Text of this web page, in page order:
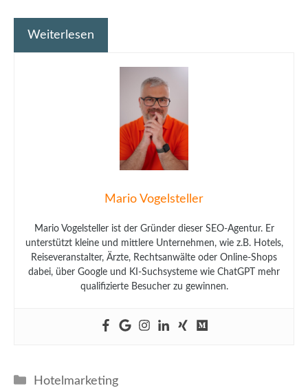
Weiterlesen
Mario Vogelsteller
Mario Vogelsteller ist der Gründer dieser SEO-Agentur. Er
unterstützt kleine und mittlere Unternehmen, wie z.B. Hotels,
Reiseveranstalter, Ärzte, Rechtsanwälte oder Online-Shops
dabei, über Google und KI-Suchsysteme wie ChatGPT mehr
qualifizierte Besucher zu gewinnen.
Kategorien
Hotelmarketing